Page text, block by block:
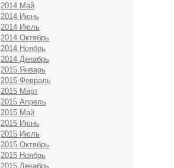
2014 Май
2014 Июнь
2014 Июль
2014 Октябрь
2014 Ноябрь
2014 Декабрь
2015 Январь
2015 Февраль
2015 Март
2015 Апрель
2015 Май
2015 Июнь
2015 Июль
2015 Октябрь
2015 Ноябрь
2015 Декабрь